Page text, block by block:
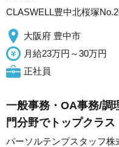
CLASWELL豊中北桜塚
大阪府 豊中市
月給23万円～30万円
正社員
一般事務・OA事務/調
門分野でトップクラス
パーソルテンプスタッフ株